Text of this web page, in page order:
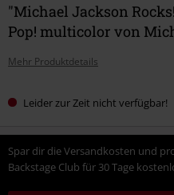
"Michael Jackson
Pop! multicolor von
Mehr Produktdetails
Leider zur Zeit nicht verfügbar!
Spar dir die Versandkosten und
Backstage Club für 30 Tage